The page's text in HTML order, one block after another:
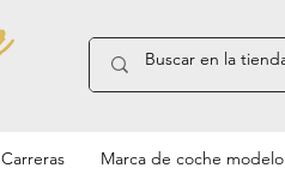
Carreras Marca de coche modelo